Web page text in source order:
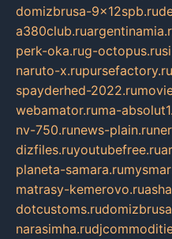
domizbrusa-9x12spb.ru
a380club.ru
perk-oka.rug-octopus.ru
naruto-x.rupursefactory.ru
spayderhed-2022.ru
webamator.ruma-
nv-750.runews-plain.ru
dizfiles.ruyoutubefree.ru
planeta-samara.ru
matrasy-kemerovo.ru
dotcustoms.ru
narasimha.ru